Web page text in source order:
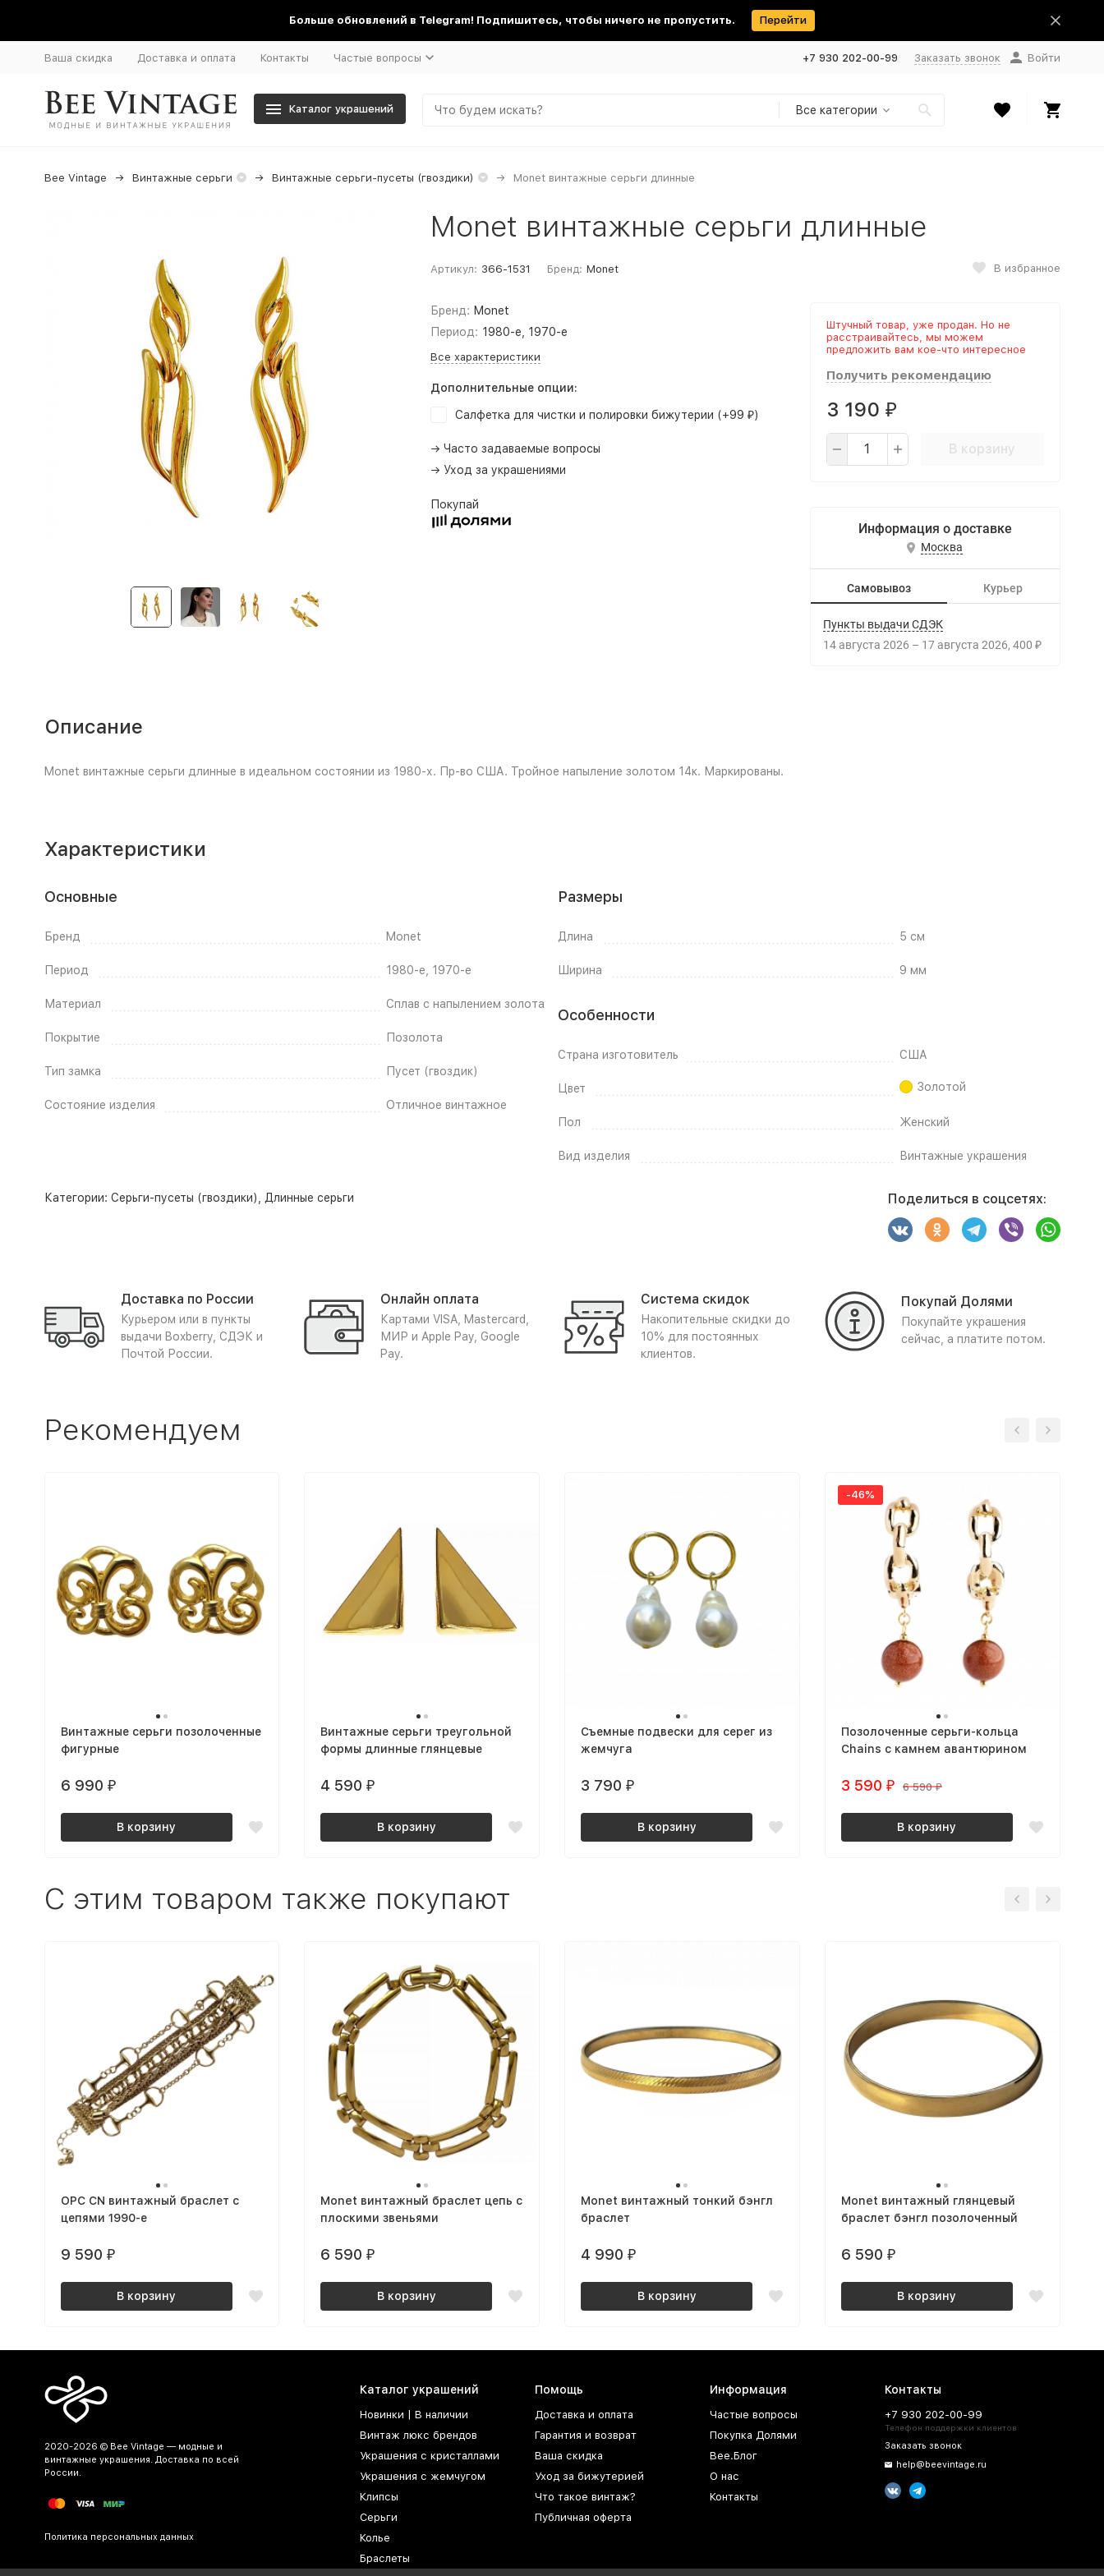
Больше обновлений в Telegram! Подпишитесь, чтобы ничего не пропустить. Перейти
Ваша скидка Доставка и оплата Контакты Частые вопросы +7 930 202-00-99 Заказать звонок Войти
Каталог украшений Все категории
Bee Vintage Винтажные серьги Винтажные серьги-пусеты (гвоздики) Monet винтажные серьги длинные
Monet винтажные серьги длинные
Артикул: 366-1531 Бренд: Monet В избранное
Бренд: Monet
Период: 1980-е, 1970-е
Все характеристики
Дополнительные опции:
Салфетка для чистки и полировки бижутерии (+99 ₽)
→ Часто задаваемые вопросы
→ Уход за украшениями
Покупай
Штучный товар, уже продан. Но не
расстраивайтесь, мы можем
предложить вам кое-что интересное
Получить рекомендацию
3 190 ₽
В корзину
Информация о доставке
Москва
Самовывоз Курьер
Пункты выдачи СДЭК
14 августа 2026 – 17 августа 2026 400 ₽
Описание
Monet винтажные серьги длинные в идеальном состоянии из 1980-х. Пр-во США. Тройное напыление золотом 14к. Маркированы.
Характеристики
Основные
Бренд Monet
Период 1980-е, 1970-е
Материал Сплав с напылением золота
Покрытие Позолота
Тип замка Пусет (гвоздик)
Состояние изделия Отличное винтажное
Размеры
Длина 5 см
Ширина 9 мм
Особенности
Страна изготовитель США
Цвет Золотой
Пол Женский
Вид изделия Винтажные украшения
Категории: Серьги-пусеты (гвоздики) Длинные серьги Поделиться в соцсетях:
Доставка по России
Курьером или в пункты
выдачи Boxberry, СДЭК и
Почтой России.
Онлайн оплата
Картами VISA, Mastercard,
МИР и Apple Pay, Google
Pay.
Система скидок
Накопительные скидки до
10% для постоянных
клиентов.
Покупай Долями
Покупайте украшения
сейчас, а платите потом.
Рекомендуем
Винтажные серьги позолоченные
фигурные
6 990 ₽
В корзину
Винтажные серьги треугольной
формы длинные глянцевые
4 590 ₽
В корзину
Съемные подвески для серег из
жемчуга
3 790 ₽
В корзину
-46%
Позолоченные серьги-кольца
Chains с камнем авантюрином
3 590 ₽ 6 590 ₽
В корзину
C этим товаром также покупают
OPC CN винтажный браслет с
цепями 1990-е
9 590 ₽
В корзину
Monet винтажный браслет цепь с
плоскими звеньями
6 590 ₽
В корзину
Monet винтажный тонкий бэнгл
браслет
4 990 ₽
В корзину
Monet винтажный глянцевый
браслет бэнгл позолоченный
6 590 ₽
В корзину
2020-2026 © Bee Vintage — модные и
винтажные украшения. Доставка по всей
России.
Политика персональных данных
Каталог украшений
Новинки | В наличии
Винтаж люкс брендов
Украшения с кристаллами
Украшения с жемчугом
Клипсы
Серьги
Колье
Браслеты
Помощь
Доставка и оплата
Гарантия и возврат
Ваша скидка
Уход за бижутерией
Что такое винтаж?
Публичная оферта
Информация
Частые вопросы
Покупка Долями
Bee.Блог
О нас
Контакты
Контакты
+7 930 202-00-99
Телефон поддержки клиентов
Заказать звонок
help@beevintage.ru